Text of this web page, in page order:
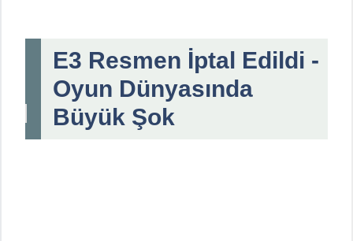
E3 Resmen İptal Edildi -
Oyun Dünyasında
Büyük Şok